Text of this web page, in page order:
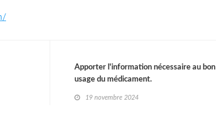
Apporter l'information nécessaire au bon
usage du médicament.
19 novembre 2024